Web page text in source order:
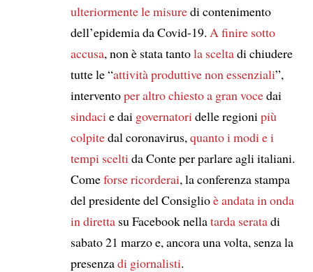
ulteriormente le misuredi contenimento
dell’epidemia da Covid-19. A finire sotto
accusa, non è stata tantola sceltadi chiudere
tutte le “attività produttive non essenziali”,
interventoper altrochiesto a gran vocedai
sindaci e dai governatori delle regioni più
colpitedal coronavirus, quanto i modi e i
tempi scelti da Conte per parlare agli italiani.
Comeforse ricorderai, la conferenza stampa
del presidente del Consiglioè andata in onda
in direttasu Facebook nellatarda seratadi
sabato 21 marzo e, ancora una volta, senza la
presenzadi giornalisti.